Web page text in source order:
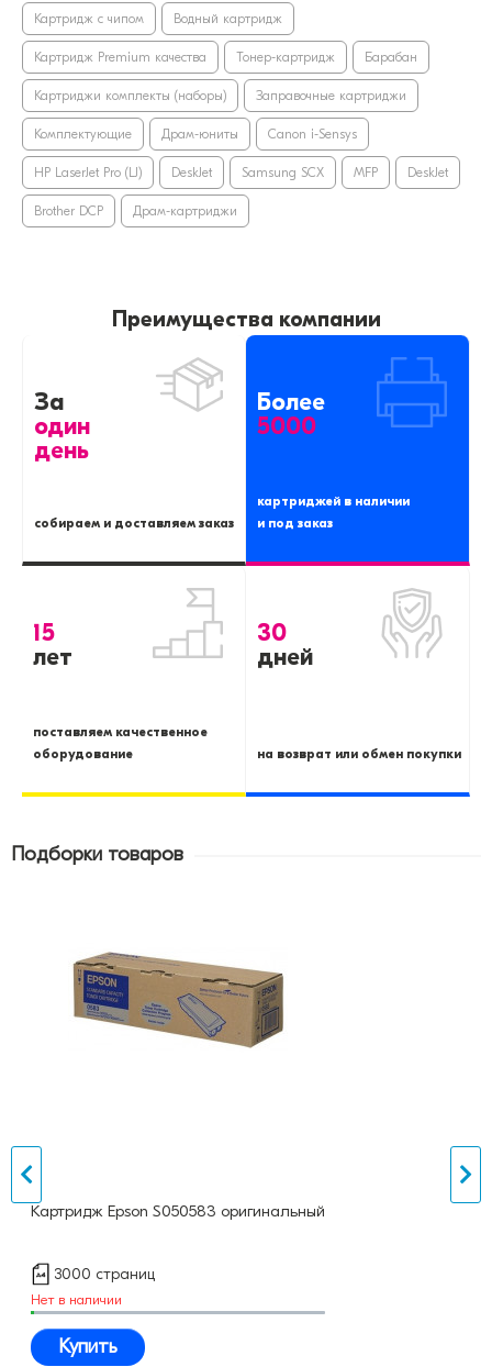
Картридж с чипом Водный картридж
Картридж Premium качества Тонер-картридж Барабан
Картриджи комплекты (наборы) Заправочные картриджи
Комплектующие Драм-юниты Canon i-Sensys
HP LaserJet Pro (LJ) DeskJet Samsung SCX MFP DeskJet
Brother DCP Драм-картриджи
Преимущества компании
За
один
день
собираем и доставляем заказ
Более
5000
картриджей в наличии
и под заказ
15
лет
поставляем качественное
оборудование
30
дней
на возврат или обмен покупки
Подборки товаров
Картридж Epson S050583 оригинальный
3000 страниц
Нет в наличии
Купить